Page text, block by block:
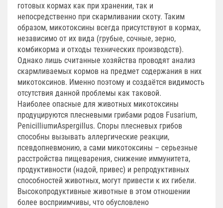
готовых кормах как при хранении, так и
непосредственно при скармливании скоту. Таким
образом, микотоксины всегда присутствуют в кормах,
независимо от их вида (грубые, сочные, зерно,
комбикорма и отходы технических производств).
Однако лишь считанные хозяйства проводят анализ
скармливаемых кормов на предмет содержания в них
микотоксинов. Именно поэтому и создаётся видимость
отсутствия данной проблемы как таковой.
Наиболее опасные для животных микотоксины
продуцируются плесневыми грибами родов Fusarium,
PenicilliumиAspergillus. Споры плесневых грибов
способны вызывать аллергические реакции,
псевдопневмонию, а сами микотоксины – серьезные
расстройства пищеварения, снижение иммунитета,
продуктивности (надой, привес) и репродуктивных
способностей животных, могут привести к их гибели.
Высокопродуктивные животные в этом отношении
более восприимчивы, что обусловлено